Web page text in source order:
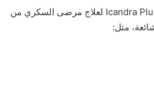
قد يصاحب استخدام أقراص Icandra Plus لعلاج مرضى السكري من